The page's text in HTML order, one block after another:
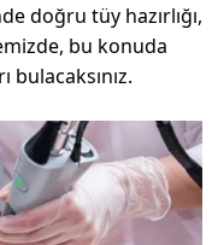
doğru tüy hazırlığı,
bu konuda
bulacaksınız.